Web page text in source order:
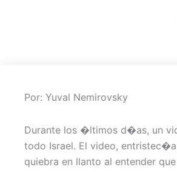
Por: Yuval Nemirovsky
Durante los �ltimos d�as, un
todo Israel. El video,
quiebra en llanto al entender